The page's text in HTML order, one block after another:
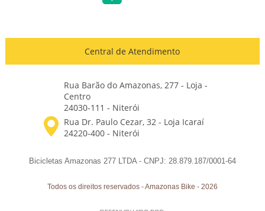
Central de Atendimento
Rua Barão do Amazonas, 277 - Loja -
Centro
24030-111 - Niterói
Bicicletas Amazonas 277 LTDA - CNPJ: 28.879.187/0001-64
Todos os direitos reservados -Amazonas Bike -2026